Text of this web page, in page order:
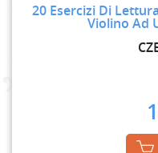
20 Esercizi Di
Violino Ad